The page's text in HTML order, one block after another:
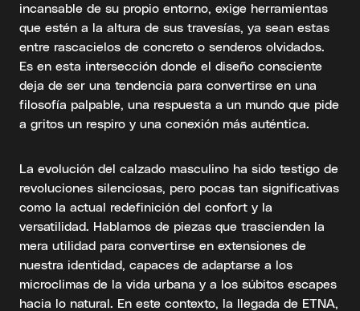
incansable de su propio entorno, exige herramientas
que estén a la altura de sus travesías, ya sean estas
entre rascacielos de concreto o senderos olvidados.
Es en esta intersección donde el diseño consciente
deja de ser una tendencia para convertirse en una
filosofía palpable, una respuesta a un mundo que pide
a gritos un respiro y una conexión más auténtica.
La evolución del calzado masculino ha sido testigo de
revoluciones silenciosas, pero pocas tan significativas
como la actual redefinición del confort y la
versatilidad. Hablamos de piezas que trascienden la
mera utilidad para convertirse en extensiones de
nuestra identidad, capaces de adaptarse a los
microclimas de la vida urbana y a los súbitos escapes
hacia lo natural. En este contexto, la llegada de ETNA,